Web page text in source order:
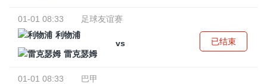
01-01 08:33
足球友谊赛
利物浦
vs
雷克瑟姆
已结束
01-01 08:33
巴甲